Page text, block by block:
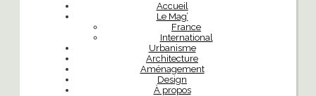
Accueil
Le Mag’
France
International
Urbanisme
Architecture
Aménagement
Design
À propos